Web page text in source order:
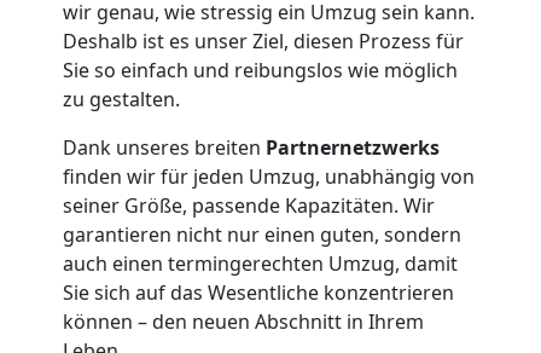
wir genau, wie stressig ein Umzug sein kann.
Deshalb ist es unser Ziel, diesen Prozess für
Sie so einfach und reibungslos wie möglich
zu gestalten.
Dank unseres breiten Partnernetzwerks
finden wir für jeden Umzug, unabhängig von
seiner Größe, passende Kapazitäten. Wir
garantieren nicht nur einen guten, sondern
auch einen termingerechten Umzug, damit
Sie sich auf das Wesentliche konzentrieren
können – den neuen Abschnitt in Ihrem
Umzugshelfer
Wolfsberg